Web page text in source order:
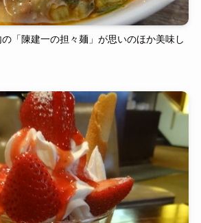
「陳建一の担々麺」が思いのほか美味し